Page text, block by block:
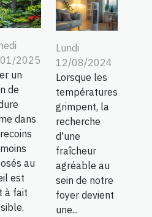
2025
un
de
dans
au
est
à fait
Lundi
12/08/2024
Lorsque les
températures
grimpent, la
recherche
d'une
fraîcheur
agréable au
sein de notre
foyer devient
une...